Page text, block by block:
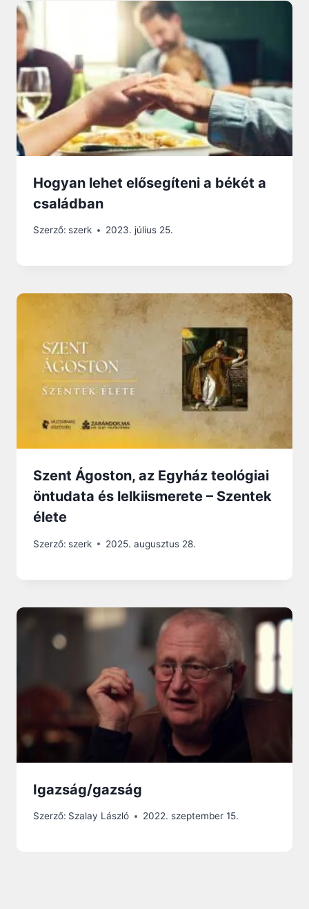
Hogyan lehet elősegíteni a békét a
családban
Szerző: szerk 2023. július 25.
Szent Ágoston, az Egyház teológiai
öntudata és lelkiismerete – Szentek
élete
Szerző: szerk 2025. augusztus 28.
Igazság/gazság
Szerző: Szalay László 2022. szeptember 15.